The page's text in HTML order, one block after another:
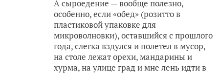
А сыроедение — вообще полезно,
особенно, если «обед» (розитто в
пластиковой упаковке для
микроволновки), оставшийся с прошлого
года, слегка вздулся и полетел в мусор,
на столе лежат орехи, мандарины и
хурма, на улице град и мне лень идти в